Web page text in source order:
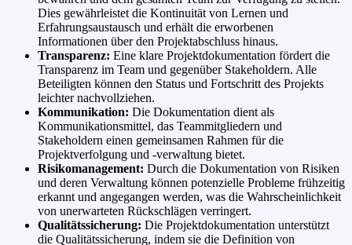
Dies gewährleistet die Kontinuität von Lernen und
Erfahrungsaustausch und erhält die erworbenen
Informationen über den Projektabschluss hinaus.
Transparenz: Eine klare Projektdokumentation fördert die
Transparenz im Team und gegenüber Stakeholdern. Alle
Beteiligten können den Status und Fortschritt des Projekts
leichter nachvollziehen.
Kommunikation: Die Dokumentation dient als
Kommunikationsmittel, das Teammitgliedern und
Stakeholdern einen gemeinsamen Rahmen für die
Projektverfolgung und -verwaltung bietet.
Risikomanagement: Durch die Dokumentation von Risiken
und deren Verwaltung können potenzielle Probleme frühzeitig
erkannt und angegangen werden, was die Wahrscheinlichkeit
von unerwarteten Rückschlägen verringert.
Qualitätssicherung: Die Projektdokumentation unterstützt
die Qualitätssicherung, indem sie die Definition von